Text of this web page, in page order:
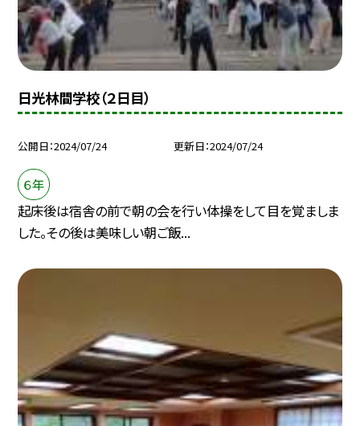
日光林間学校（２日目）
公開日 2024/07/24 更新日 2024/07/24
６年
起床後は宿舎の前で朝の会を行い体操をして目を覚ましま
した。その後は美味しい朝ご飯...